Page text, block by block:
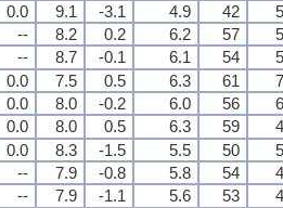
0.0 9.1 -3.1 4.9 42
-- 8.2 0.2 6.2 57
-- 8.7 -0.1 6.1 54
0.0 7.5 0.5 6.3 61
0.0 8.0 -0.2 6.0 56
0.0 8.0 0.5 6.3 59
0.0 8.3 -1.5 5.5 50
-- 7.9 -0.8 5.8 54
-- 7.9 -1.1 5.6 53